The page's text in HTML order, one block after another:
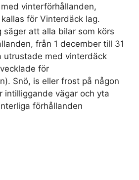
vinterförhållanden,
för Vinterdäck lag.
säger att alla bilar som körs
från 1 december till 31
utrustade med vinterdäck
för
Snö, is eller frost på någon
intilliggande vägar och yta
förhållanden